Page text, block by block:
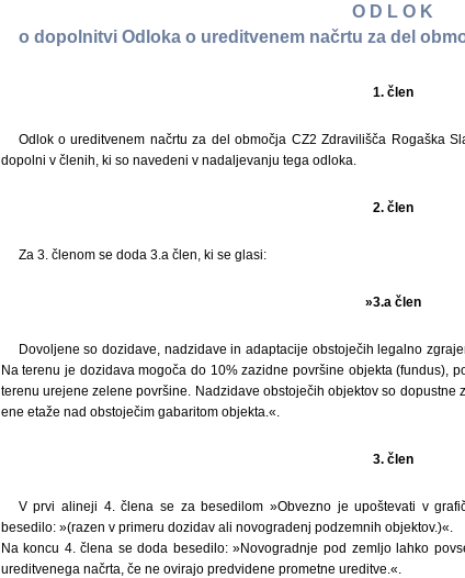
O D L O K
o dopolnitvi Odloka o ureditvenem načrtu za del
1. člen
Odlok o ureditvenem načrtu za del območja CZ2 Zdravilišča Rogaška
dopolni v členih, ki so navedeni v nadaljevanju tega odloka.
2. člen
Za 3. členom se doda 3.a člen, ki se glasi:
»3.a člen
Dovoljene so dozidave, nadzidave in adaptacije obstoječih legalno
Na terenu je dozidava mogoča do 10% zazidne površine objekta (fundus),
terenu urejene zelene površine. Nadzidave obstoječih objektov so
ene etaže nad obstoječim gabaritom objekta.«.
3. člen
V prvi alineji 4. člena se za besedilom »Obvezno je upoštevati v
besedilo: »(razen v primeru dozidav ali novogradenj podzemnih objektov.)«.
Na koncu 4. člena se doda besedilo: »Novogradnje pod zemljo lahko
ureditvenega načrta, če ne ovirajo predvidene prometne ureditve.«.